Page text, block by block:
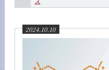
2024.10.10